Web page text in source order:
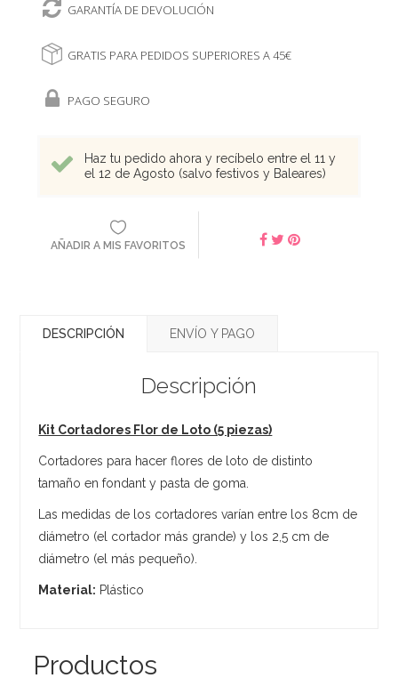
GARANTÍA DE DEVOLUCIÓN
GRATIS PARA PEDIDOS SUPERIORES A 45€
PAGO SEGURO
Haz tu pedido ahora y recíbelo entre el 11 y
el 12 de Agosto (salvo festivos y Baleares)
AÑADIR A MIS FAVORITOS
DESCRIPCIÓN ENVÍO Y PAGO
Descripción
Kit Cortadores Flor de Loto (5 piezas)
Cortadores para hacer flores de loto de distinto
tamaño en fondant y pasta de goma.
Las medidas de los cortadores varían entre los 8cm de
diámetro (el cortador más grande) y los 2,5 cm de
diámetro (el más pequeño).
Material: Plástico
Productos